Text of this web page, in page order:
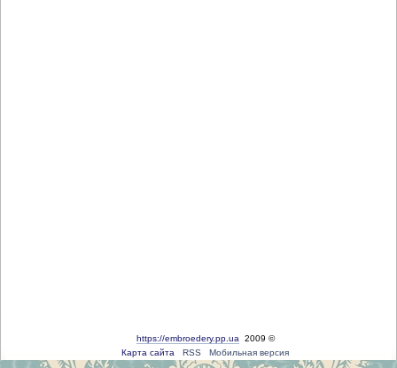
https://embroedery.pp.ua 2009 ©
Карта сайта
RSS Мобильная версия